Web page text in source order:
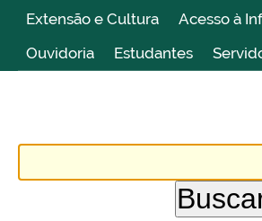
Extensão e Cultura
Acesso à
Ouvidoria
Estudantes